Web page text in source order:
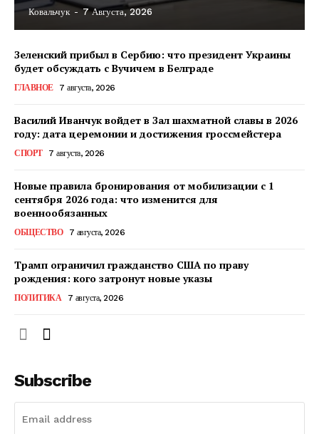
Ковальчук - 7 Августа, 2026
Зеленский прибыл в Сербию: что президент Украины
будет обсуждать с Вучичем в Белграде
ГЛАВНОЕ 7 августа, 2026
Василий Иванчук войдет в Зал шахматной славы в 2026
году: дата церемонии и достижения гроссмейстера
СПОРТ 7 августа, 2026
Новые правила бронирования от мобилизации с 1
сентября 2026 года: что изменится для
военнообязанных
ОБЩЕСТВО 7 августа, 2026
Трамп ограничил гражданство США по праву
рождения: кого затронут новые указы
ПОЛИТИКА 7 августа, 2026
Subscribe